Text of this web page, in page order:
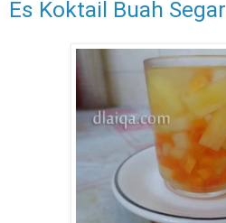
Es Koktail Buah Segar